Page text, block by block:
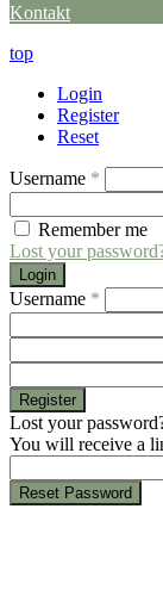
Kontakt
top
Login
Register
Reset
Username *
Remember me
Lost your
Login
Username *
Register
Lost your
You will receive a
Reset Password